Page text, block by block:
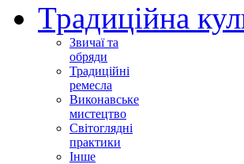
Традиційна
Звичаї та
обряди
Традиційні
ремесла
Виконавське
мистецтво
Світоглядні
практики
Інше